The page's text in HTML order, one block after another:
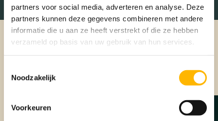
partners voor social media, adverteren en analyse. Deze
partners kunnen deze gegevens combineren met andere
informatie die u aan ze heeft verstrekt of die ze hebben
verzameld op basis van uw gebruik van hun services.
Noodzakelijk
Voorkeuren